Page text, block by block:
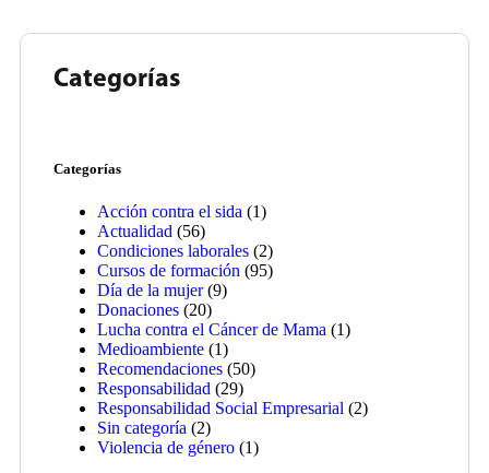
Categorías
Categorías
Acción contra el sida (1)
Actualidad (56)
Condiciones laborales (2)
Cursos de formación (95)
Día de la mujer(9)
Donaciones (20)
Lucha contra el Cáncer de Mama (1)
Medioambiente (1)
Recomendaciones (50)
Responsabilidad (29)
Responsabilidad Social Empresarial (2)
Sin categoría (2)
Violencia de género (1)